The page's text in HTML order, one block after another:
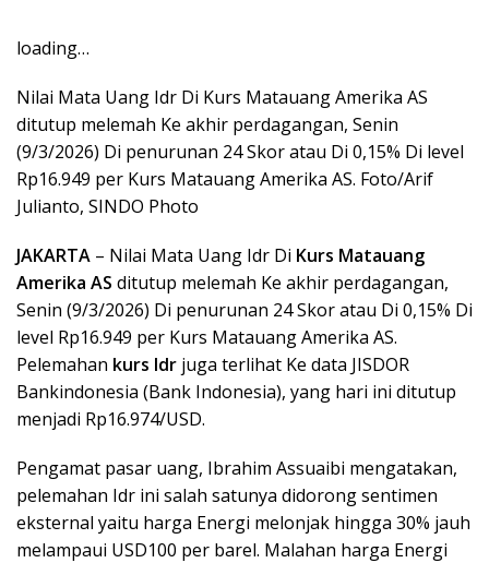
loading…
Nilai Mata Uang Idr Di Kurs Matauang Amerika AS
ditutup melemah Ke akhir perdagangan, Senin
(9/3/2026) Di penurunan 24 Skor atau Di 0,15% Di level
Rp16.949 per Kurs Matauang Amerika AS. Foto/Arif
Julianto, SINDO Photo
JAKARTA – Nilai Mata Uang Idr Di Kurs Matauang
Amerika AS ditutup melemah Ke akhir perdagangan,
Senin (9/3/2026) Di penurunan 24 Skor atau Di 0,15% Di
level Rp16.949 per Kurs Matauang Amerika AS.
Pelemahan kurs Idr juga terlihat Ke data JISDOR
Bankindonesia (Bank Indonesia), yang hari ini ditutup
menjadi Rp16.974/USD.
Pengamat pasar uang, Ibrahim Assuaibi mengatakan,
pelemahan Idr ini salah satunya didorong sentimen
eksternal yaitu harga Energi melonjak hingga 30% jauh
melampaui USD100 per barel. Malahan harga Energi